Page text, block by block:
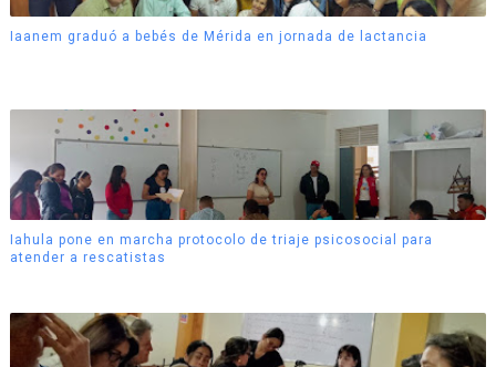
Iaanem graduó a bebés de Mérida en jornada de lactancia
Iahula pone en marcha protocolo de triaje psicosocial para
atender a rescatistas